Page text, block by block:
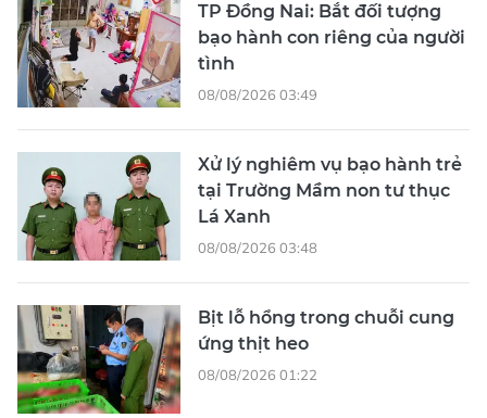
TP Đồng Nai: Bắt đối tượng
bạo hành con riêng của người
tình
08/08/2026 03:49
Xử lý nghiêm vụ bạo hành trẻ
tại Trường Mầm non tư thục
Lá Xanh
08/08/2026 03:48
Bịt lỗ hổng trong chuỗi cung
ứng thịt heo
08/08/2026 01:22